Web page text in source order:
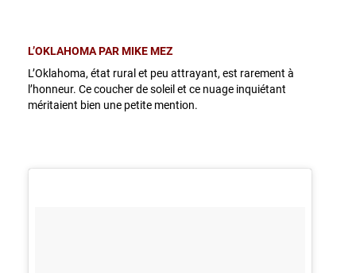
L’OKLAHOMA PAR MIKE MEZ
L’Oklahoma, état rural et peu attrayant, est rarement à
l’honneur. Ce coucher de soleil et ce nuage inquiétant
méritaient bien une petite mention.